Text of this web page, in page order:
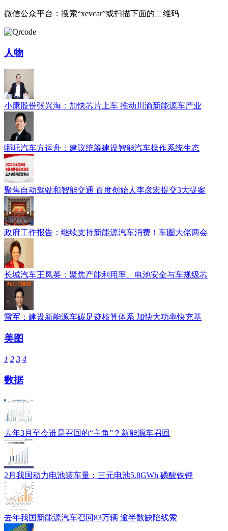
微信公众平台：搜索“xevcar”或扫描下面的二维码
人物
小康股份张兴海：加快芯片上车 推动川渝新能源车产业
哪吒汽车方运舟：建议统筹建设智能汽车操作系统生态
聚焦自动驾驶和智能交通 百度创始人李彦宏提交3大提案
政府工作报告：继续支持新能源汽车消费！车圈大佬两会
长城汽车王凤英：聚焦产能利用率、电池安全与车规级芯
雷军：建设新能源车碳足迹核算体系 加快大功率快充基
美图
1 2 3 4
数据
去年3月至今谁是召回的“主角”？新能源车召回
2月我国动力电池装车量：三元电池5.8GWh 磷酸铁锂
去年我国新能源汽车召回83万辆 逾半数缺陷线索